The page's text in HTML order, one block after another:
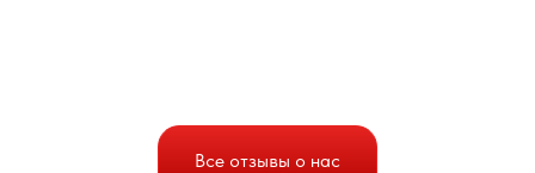
Все отзывы о нас